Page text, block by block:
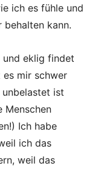
ich es fühle und
kann.
und eklig findet
es mir schwer
ist
Menschen
Ich habe
ich das
weil das